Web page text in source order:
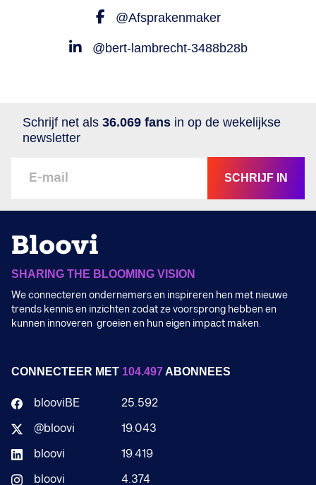
@Afsprakenmaker
@bert-lambrecht-3488b28b
Schrijf net als 36.069 fans in op de wekelijkse
newsletter
SCHRIJF IN
SHARING THE BLOOMING VISION
We connecteren ondernemers en inspireren hen met nieuwe
trends kennis en inzichten zodat ze voorsprong hebben en
kunnen innoveren groeien en hun eigen impact maken.
CONNECTEER MET 104.497ABONNEES
blooviBE
25.592
@bloovi
19.043
bloovi
19.419
bloovi
4.374